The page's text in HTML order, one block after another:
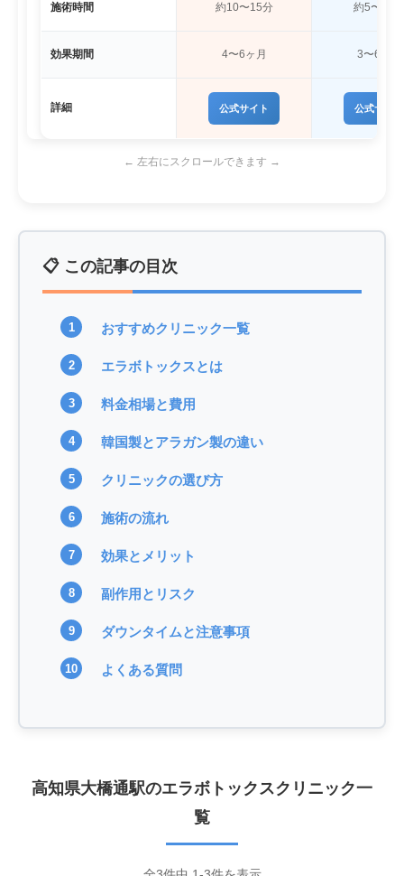
施術時間 約10〜15分 約5〜10分
効果期間 4〜6ヶ月 3〜6ヶ月
詳細 公式サイト 公式サイト
← 左右にスクロールできます →
📋 この記事の目次
おすすめクリニック一覧
エラボトックスとは
料金相場と費用
韓国製とアラガン製の違い
クリニックの選び方
施術の流れ
効果とメリット
副作用とリスク
ダウンタイムと注意事項
よくある質問
高知県大橋通駅のエラボトックスクリニック一
覧